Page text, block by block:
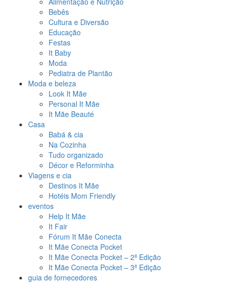
Bebês
Cultura e Diversão
Educação
Festas
It Baby
Moda
Pediatra de Plantão
Moda e beleza
Look It Mãe
Personal It Mãe
It Mãe Beauté
Casa
Babá & cia
Na Cozinha
Tudo organizado
Décor e Reforminha
Viagens e cia
Destinos It Mãe
Hotéis Mom Friendly
eventos
Help It Mãe
It Fair
Fórum It Mãe Conecta
It Mãe Conecta Pocket
It Mãe Conecta Pocket – 2ª Edição
It Mãe Conecta Pocket – 3ª Edição
guia de fornecedores